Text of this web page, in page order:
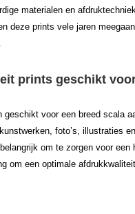
materialen en
deze prints vele jaren
prints geschikt
geschikt voor een breed scala
foto’s, illustraties
om te zorgen voor een
om een optimale